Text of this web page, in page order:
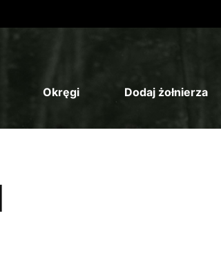
Okręgi Dodaj żołnierza